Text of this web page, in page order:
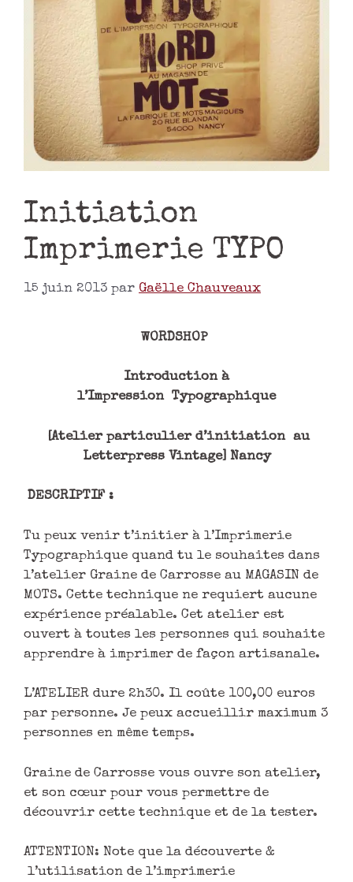
Initiation
Imprimerie TYPO
15 juin 2013 par Gaëlle Chauveaux
WORDSHOP
Introduction à
l’Impression Typographique
[Atelier particulier d’initiation au
Letterpress Vintage] Nancy
DESCRIPTIF :
Tu peux venir t’initier à l’Imprimerie
Typographique quand tu le souhaites dans
l’atelier Graine de Carrosse au MAGASIN de
MOTS. Cette technique ne requiert aucune
expérience préalable. Cet atelier est
ouvert à toutes les personnes qui souhaite
apprendre à imprimer de façon artisanale.
L’ATELIER dure 2h30. Il coûte 100,00 euros
par personne. Je peux accueillir maximum 3
personnes en même temps.
Graine de Carrosse vous ouvre son atelier,
et son cœur pour vous permettre de
découvrir cette technique et de la tester.
ATTENTION: Note que la découverte &
l’utilisation de l’imprimerie